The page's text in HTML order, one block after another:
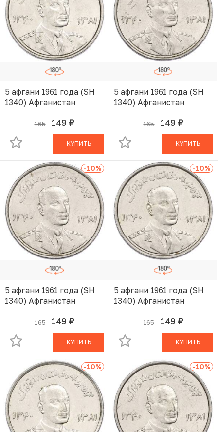
5 афгани 1961 года (SH
1340) Афганистан
165 149 руб.
В КОРЗИНЕ
КУПИТЬ
5 афгани 1961 года (SH
1340) Афганистан
165 149 руб.
В КОРЗИНЕ
КУПИТЬ
-10%
5 афгани 1961 года (SH
1340) Афганистан
165 149 руб.
В КОРЗИНЕ
КУПИТЬ
-10%
5 афгани 1961 года (SH
1340) Афганистан
165 149 руб.
В КОРЗИНЕ
КУПИТЬ
-10% -10%